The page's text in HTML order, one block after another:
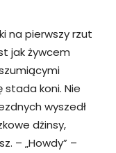
na pierwszy rzut
jak żywcem
stada koni. Nie
wyszedł
dżinsy,
– „Howdy” –